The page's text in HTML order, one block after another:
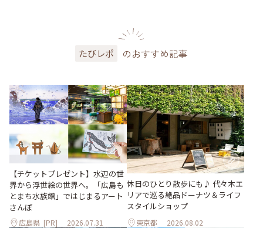
たびレポ のおすすめ記事
【チケットプレゼント】水辺の世
界から浮世絵の世界へ。「広島も
とまち水族館」ではじまるアート
さんぽ
広島県 [PR] 2026.07.31
休日のひとり散歩にも♪ 代々木エ
リアで巡る絶品ドーナツ＆ライフ
スタイルショップ
東京都 2026.08.02